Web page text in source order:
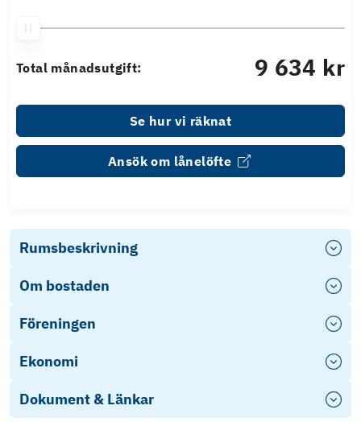
Total månadsutgift: 9 634 kr
Se hur vi räknat
Ansök om lånelöfte
Rumsbeskrivning
Om bostaden
Föreningen
Ekonomi
Dokument & Länkar